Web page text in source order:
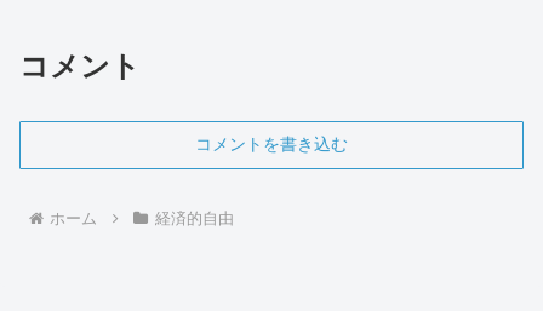
コメント
コメントを書き込む
ホーム 経済的自由